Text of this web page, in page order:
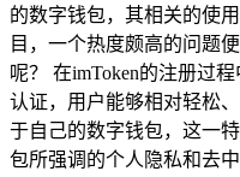
的数字钱包，其相关的使
目，一个热度颇高的问题
呢？ 在imToken的注册过
认证，用户能够相对轻松
于自己的数字钱包，这一
包所强调的个人隐私和去